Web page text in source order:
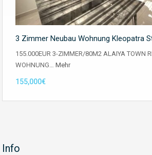
3 Zimmer Neubau Wohnung Kleopatra
155.000EUR 3-ZIMMER/80M2 ALAIYA TOWN
WOHNUNG… Mehr
155,000€
Info